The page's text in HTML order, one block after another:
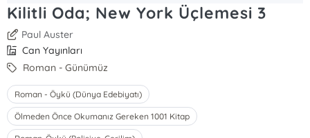
Kilitli Oda; New York Üçlemesi 3
Paul Auster
Can Yayınları
Roman - Günümüz
Roman - Öykü (Dünya Edebiyatı)
Ölmeden Önce Okumanız Gereken 1001 Kitap